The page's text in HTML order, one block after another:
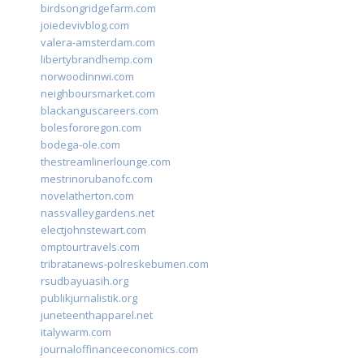
birdsongridgefarm.com
joiedevivblog.com
valera-amsterdam.com
libertybrandhemp.com
norwoodinnwi.com
neighboursmarket.com
blackanguscareers.com
bolesfororegon.com
bodega-ole.com
thestreamlinerlounge.com
mestrinorubanofc.com
novelatherton.com
nassvalleygardens.net
electjohnstewart.com
omptourtravels.com
tribratanews-polreskebumen.com
rsudbayuasih.org
publikjurnalistik.org
juneteenthapparel.net
italywarm.com
journaloffinanceeconomics.com